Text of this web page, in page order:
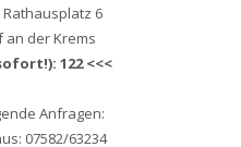
6
an der Krems
122 <<<
Anfragen:
07582/63234